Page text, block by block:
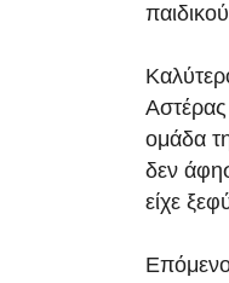
Αστέρας
ομάδα
δεν
είχε